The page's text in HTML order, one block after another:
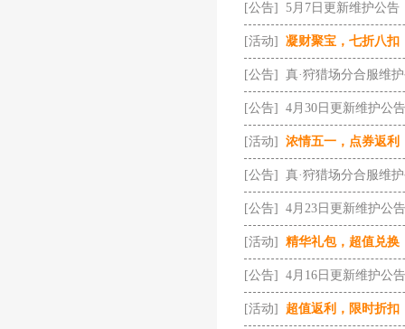
[公告] 5月7日更新维护公告
[活动] 凝财聚宝，七折八扣
[公告] 真·狩猎场分合服维
[公告] 4月30日更新维护公告
[活动] 浓情五一，点券返利
[公告] 真·狩猎场分合服维
[公告] 4月23日更新维护公告
[活动] 精华礼包，超值兑换
[公告] 4月16日更新维护公告
[活动] 超值返利，限时折扣